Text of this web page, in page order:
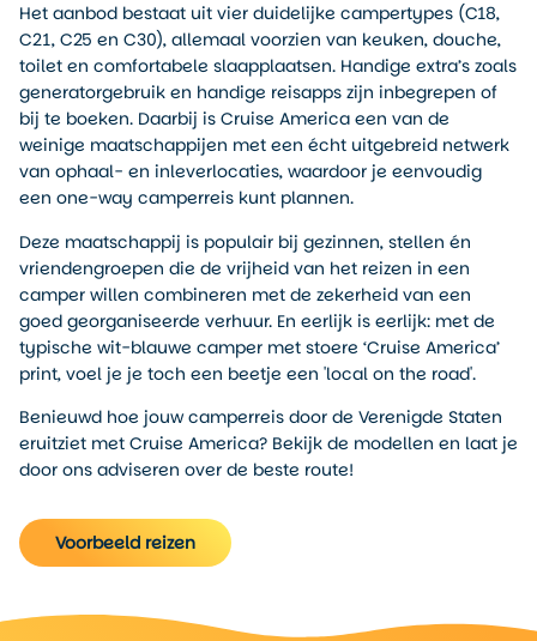
Het aanbod bestaat uit vier duidelijke campertypes (C18,
C21, C25 en C30), allemaal voorzien van keuken, douche,
toilet en comfortabele slaapplaatsen. Handige extra’s zoals
generatorgebruik en handige reisapps zijn inbegrepen of
bij te boeken. Daarbij is Cruise America een van de
weinige maatschappijen met een écht uitgebreid netwerk
van ophaal- en inleverlocaties, waardoor je eenvoudig
een one-way camperreis kunt plannen.
Deze maatschappij is populair bij gezinnen, stellen én
vriendengroepen die de vrijheid van het reizen in een
camper willen combineren met de zekerheid van een
goed georganiseerde verhuur. En eerlijk is eerlijk: met de
typische wit-blauwe camper met stoere ‘Cruise America’
print, voel je je toch een beetje een 'local on the road'.
Benieuwd hoe jouw camperreis door de Verenigde Staten
eruitziet met Cruise America? Bekijk de modellen en laat je
door ons adviseren over de beste route!
Voorbeeld reizen